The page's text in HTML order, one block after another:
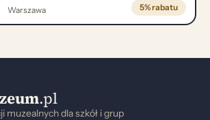
Warszawa 5% rabatu
.pl
muzealnych dla szkół i grup